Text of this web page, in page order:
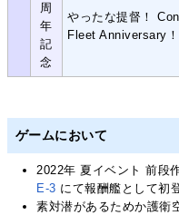
周
年
記
念
やったな提督！
Fleet Anniversary
ゲームにおいて
2022年 夏イベント 前段
E-3 にて報酬艦として初
素対潜があるためか護衛